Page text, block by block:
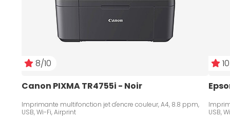
8/10
Canon PIXMA TR4755i - Noir
Imprimante multifonction jet d'encre couleur, A4, 8.8 ppm,
USB, Wi-Fi, Airprint
USB,